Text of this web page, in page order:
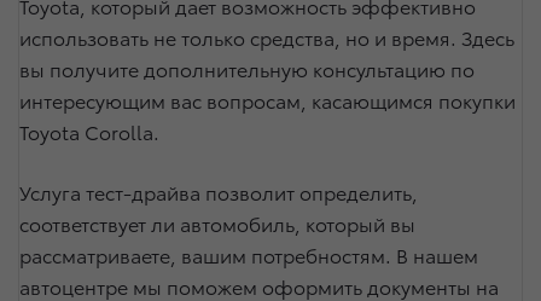
использовать не только средства, но и время. Здесь
вы получите дополнительную консультацию по
интересующим вас вопросам, касающимся покупки
Toyota Corolla.
Услуга тест-драйва позволит определить,
соответствует ли автомобиль, который вы
рассматриваете, вашим потребностям. В нашем
автоцентре мы поможем оформить документы на